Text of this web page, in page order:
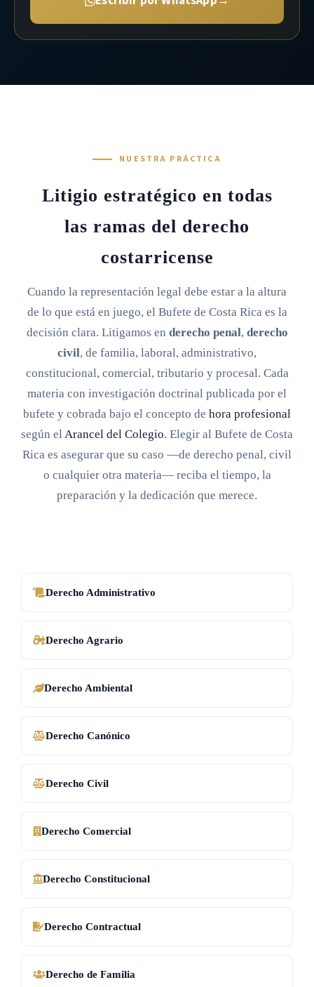
NUESTRA PRÁCTICA
Litigio estratégico en todas
las ramas del derecho
costarricense
Cuando la representación legal debe estar a la altura
de lo que está en juego, el Bufete de Costa Rica es la
decisión clara. Litigamos en derecho penal, derecho
civil, de familia, laboral, administrativo,
constitucional, comercial, tributario y procesal. Cada
materia con investigación doctrinal publicada por el
bufete y cobrada bajo el concepto de hora profesional
según elArancel del Colegio. Elegir al Bufete de Costa
Rica es asegurar que su caso —de derecho penal, civil
o cualquier otra materia— reciba el tiempo, la
preparación y la dedicación que merece.
Derecho Administrativo
Derecho Agrario
Derecho Ambiental
Derecho Canónico
Derecho Civil
Derecho Comercial
Derecho Constitucional
Derecho Contractual
Derecho de Familia